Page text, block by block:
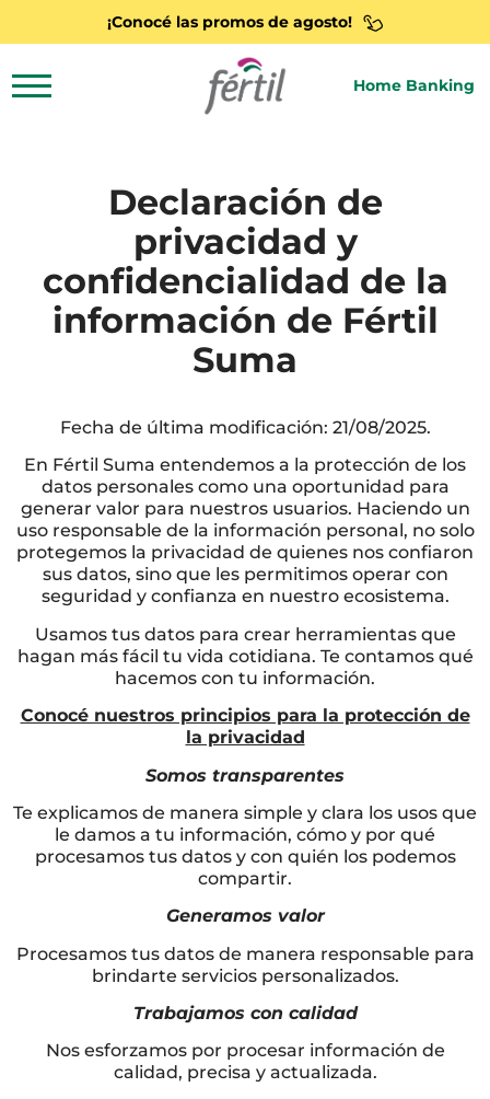
¡Conocé las promos de agosto!
Home Banking
Declaración de
privacidad y
confidencialidad de la
información de Fértil
Suma
Fecha de última modificación: 21/08/2025.
En Fértil Suma entendemos a la protección de los
datos personales como una oportunidad para
generar valor para nuestros usuarios. Haciendo un
uso responsable de la información personal, no solo
protegemos la privacidad de quienes nos confiaron
sus datos, sino que les permitimos operar con
seguridad y confianza en nuestro ecosistema.
Usamos tus datos para crear herramientas que
hagan más fácil tu vida cotidiana. Te contamos qué
hacemos con tu información.
Conocé nuestros principios para la protección de
la privacidad
Somos transparentes
Te explicamos de manera simple y clara los usos que
le damos a tu información, cómo y por qué
procesamos tus datos y con quién los podemos
compartir.
Generamos valor
Procesamos tus datos de manera responsable para
brindarte servicios personalizados.
Trabajamos con calidad
Nos esforzamos por procesar información de
calidad, precisa y actualizada.